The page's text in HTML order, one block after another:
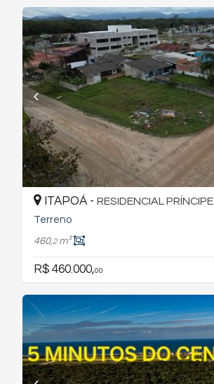
ITAPOÁ - RESIDENCIAL PRÍNCIPE
Terreno
460,2m²
R$ 460.000,00